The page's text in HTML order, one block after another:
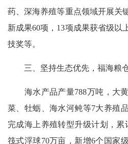
药、深海养殖等重点领域开展关
新成果60项，13项成果获省级以
技奖等。
三、坚持生态优先，福海粮
海水产品产量788万吨，大黄
菜、牡蛎、海水河鲀等7大养殖
完成海上养殖转型升级计划，累
筏式浮球70万亩，新增6个国家